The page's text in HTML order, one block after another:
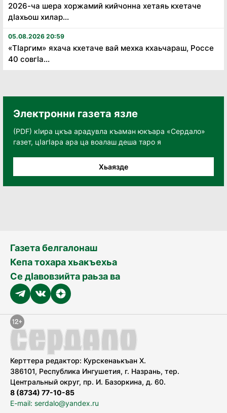
2026-ча шера хоржамий кийчонна хетаяь кхетаче
дӏахьош хилар...
05.08.2026 20:59
«Тӏаргим» яхача кхетаче вай мехка кхаьчараш, Россе
40 совгӏа...
Электронни газета язле
(PDF) кӀира цкъа арадувла къаман юкъара «Сердало»
газет, цӀагӀара ара ца воалаш деша таро я
Хьаязде
Газета белгалонаш
Кепа тохара хьакъехьа
Се дӀавовзийта раьза ва
Керттера редактор: Курскенаькъан Х.
386101, Республика Ингушетия, г. Назрань, тер.
Центральный округ, пр. И. Базоркина, д. 60.
8 (8734) 77-10-85
E-mail: serdalo@yandex.ru